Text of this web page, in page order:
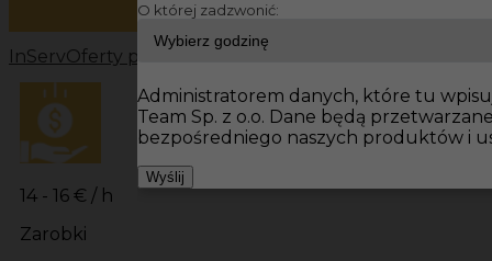
InServOferty pracy Prace budowlane Niemcy
14 - 16 € / h
Zarobki
O której zadzwonić:
Administratorem danych, które tu
Team Sp. z o.o. Dane będą
bezpośredniego naszych produktów i
Wyślij